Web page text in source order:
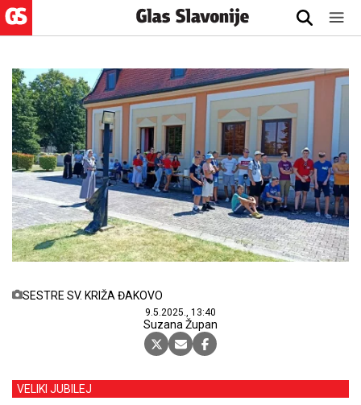
SESTRE SV. KRIŽA ĐAKOVO
9.5.2025., 13:40
Suzana Župan
VELIKI JUBILEJ